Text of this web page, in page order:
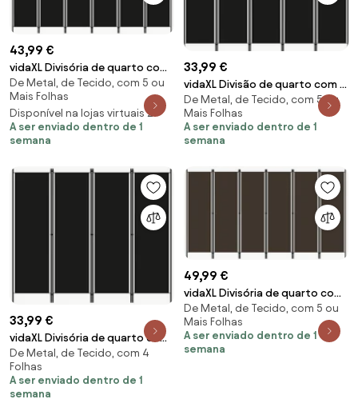
43,99 €
vidaXL Divisória de quarto com
6 painéis 300x180 cm preto
De Metal, de Tecido, com 5 ou
Mais Folhas
Disponível na lojas virtuais 2
A ser enviado dentro de 1
semana
33,99 €
vidaXL Divisão de quarto com 5
painéis 250x180 cm preto
De Metal, de Tecido, com 5 ou
Mais Folhas
A ser enviado dentro de 1
semana
33,99 €
vidaXL Divisória de quarto com
4 painéis 200x180 cm preto
De Metal, de Tecido, com 4
Folhas
A ser enviado dentro de 1
semana
49,99 €
vidaXL Divisória de quarto com
6 painéis 300x180 cm castanho
De Metal, de Tecido, com 5 ou
Mais Folhas
A ser enviado dentro de 1
semana